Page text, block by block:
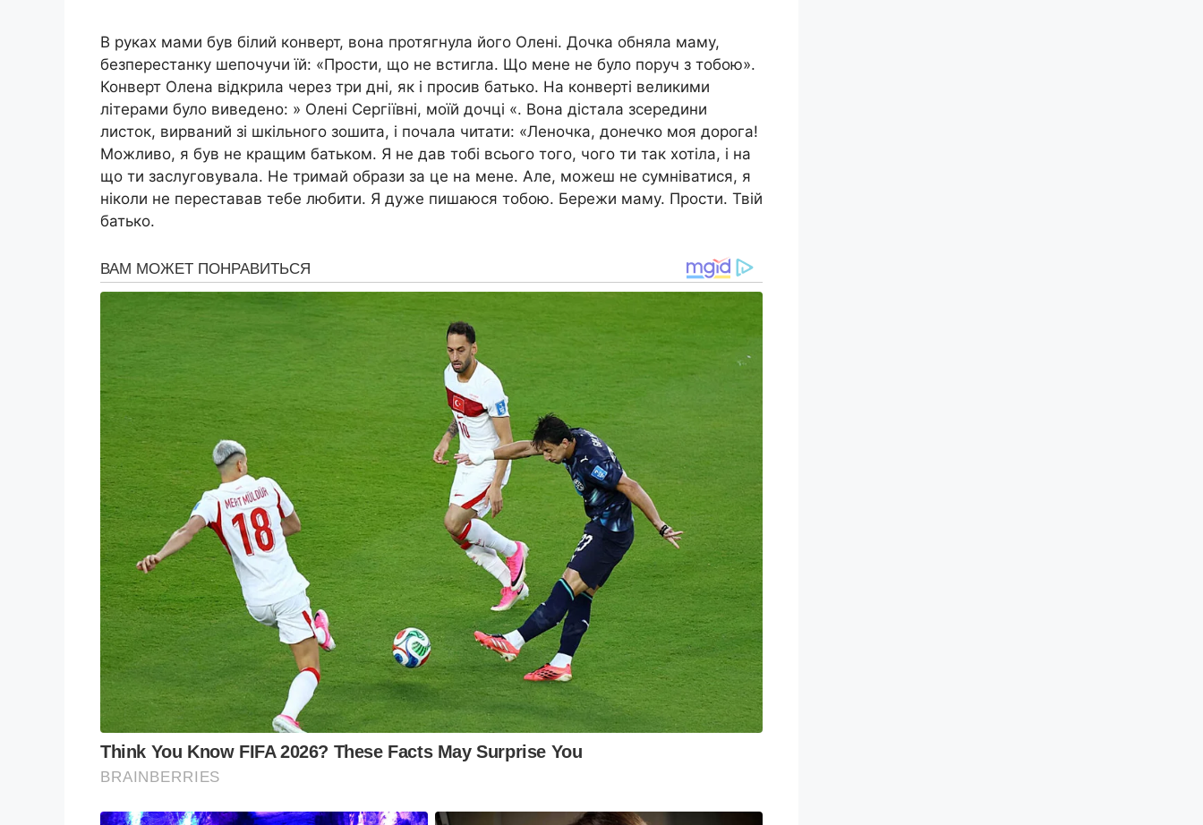
В руках мами був білий конверт, вона протягнула його Олені. Дочка обняла маму,
безперестанку шепочучи їй: «Прости, що не встигла. Що мене не було поруч з тобою».
Конверт Олена відкрила через три дні, як і просив батько. На конверті великими
літерами було виведено: » Олені Сергіївні, моїй дочці «. Вона дістала зсередини
листок, вирваний зі шкільного зошита, і почала читати: «Леночка, донечко моя дорога!
Можливо, я був не кращим батьком. Я не дав тобі всього того, чого ти так хотіла, і на
що ти заслуговувала. Не тримай образи за це на мене. Але, можеш не сумніватися, я
ніколи не переставав тебе любити. Я дуже пишаюся тобою. Бережи маму. Прости. Твій
батько.